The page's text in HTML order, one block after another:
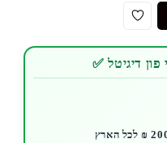
דיגיטל ✅